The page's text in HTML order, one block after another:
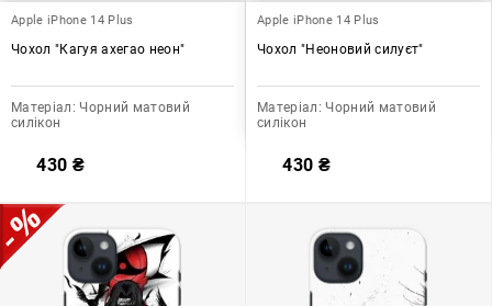
Apple iPhone 14 Plus
Чохол "Кагуя ахегао неон"
Матеріал: Чорний матовий
силікон
430 ₴
Apple iPhone 14 Plus
Чохол "Неоновий силуєт"
Матеріал: Чорний матовий
силікон
430 ₴